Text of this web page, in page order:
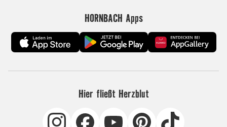
HORNBACH Apps
Hier fließt Herzblut